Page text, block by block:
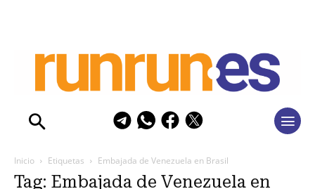
Inicio Etiquetas Embajada de Venezuela en Brasil
Tag: Embajada de Venezuela en